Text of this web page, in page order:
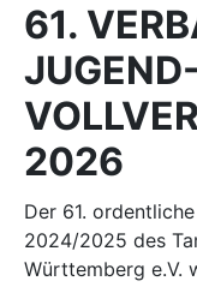
61.
JUGEND-
2026
Der 61.
2024/2025 des
Württemberg e.V.